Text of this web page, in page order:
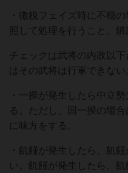
・徴税フェイズ時に不穏
照して処理を⾏うこと。鎮
チェックは武将の内政以
はその武将は⾏軍できない
・⼀揆が発⽣したら中⽴
る。ただし、国⼀揆の場
に味⽅をする。
・飢饉が発⽣したら、飢
い。飢饉が発⽣したら、